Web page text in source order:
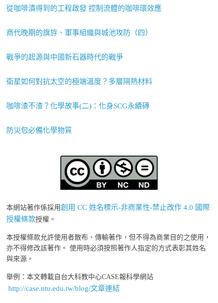
從咖啡漬得到的工程啟發 控制流體的咖啡環效應
商代晚期的旗斿、軍事組織與城池攻防（四）
戰爭的起源與中國新石器時代的戰爭
衛星如何對抗太空的極端溫度？多層隔熱材料
咖啡渣不渣？化學故事(二)：化身SCG永續磚
防災包必備化學物質
本網站著作係採用創用 CC 姓名標示-非商業性-禁止改作 4.0 國際
授權條款授權。
本授權條款允許使用者散布、傳輸著作，但不得為商業目的之使用，
亦不得修改該著作。 使用時必須按照著作人指定的方式表彰其姓名
與來源。
舉例：本文轉載自台大科教中心CASE報科學網站
http://case.ntu.edu.tw/blog/文章連結